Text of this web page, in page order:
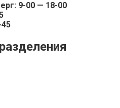
9-00 — 18-00